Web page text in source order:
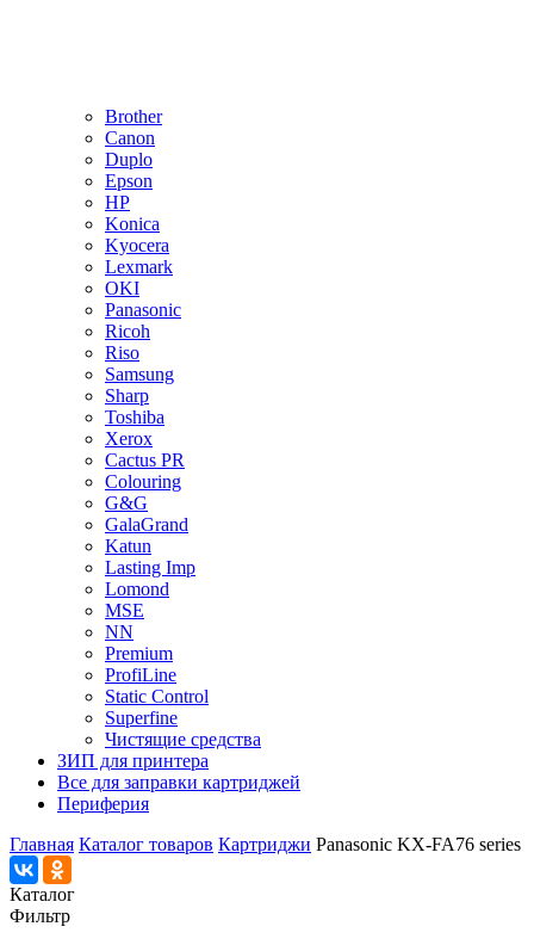
Brother
Canon
Duplo
Epson
HP
Konica
Kyocera
Lexmark
OKI
Panasonic
Ricoh
Riso
Samsung
Sharp
Toshiba
Xerox
Cactus PR
Colouring
G&G
GalaGrand
Katun
Lasting Imp
Lomond
MSE
NN
Premium
ProfiLine
Static Control
Superfine
Чистящие средства
ЗИП для принтера
Все для заправки картриджей
Периферия
Главная Каталог товаров Картриджи Panasonic KX-FA76 series
Каталог
Фильтр